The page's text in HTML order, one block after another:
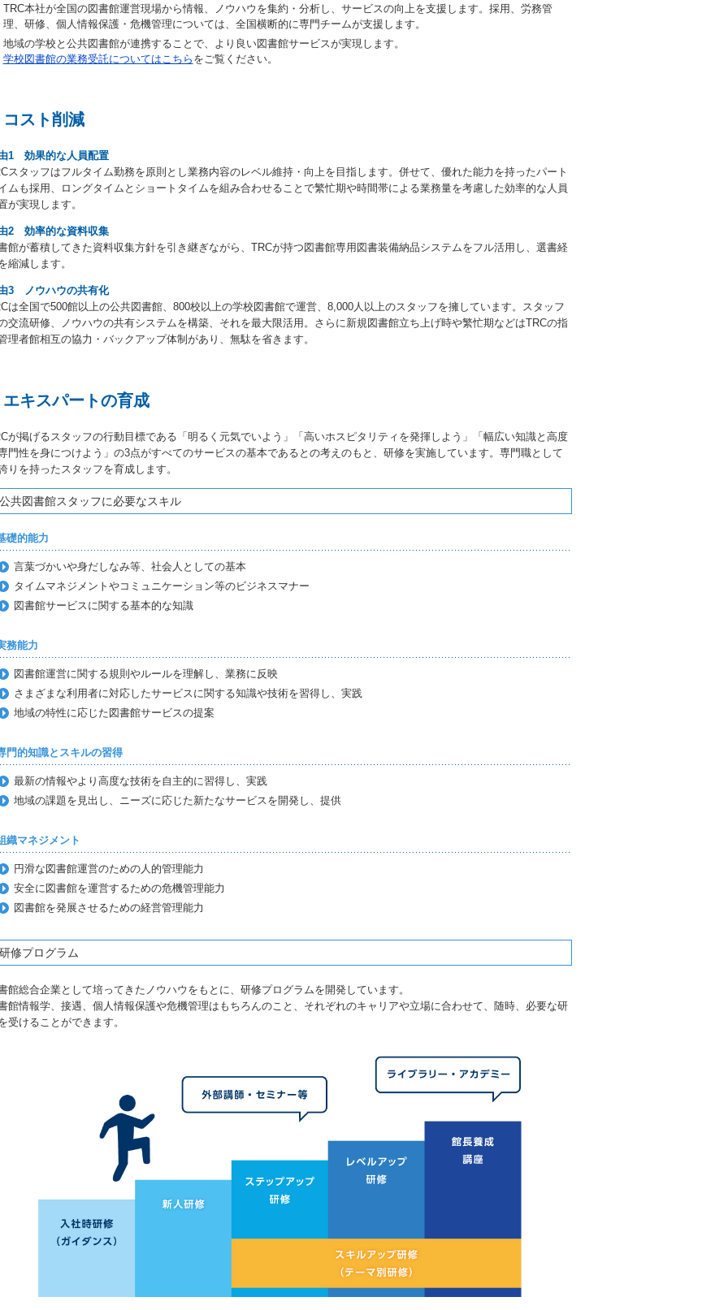
TRC本社が全国の図書館運営現場から情報、ノウハウを集約・分析し、サービスの向上を支援します。採用、労務管
理、研修、個人情報保護・危機管理については、全国横断的に専門チームが支援します。
地域の学校と公共図書館が連携することで、より良い図書館サービスが実現します。
学校図書館の業務受託についてはこちら をご覧ください。
コスト削減
1 効果的な人員配置
スタッフはフルタイム勤務を原則とし業務内容のレベル維持・向上を目指します。併せて、優れた能力を持ったパート
ムも採用、ロングタイムとショートタイムを組み合わせることで繁忙期や時間帯による業務量を考慮した効率的な人員
が実現します。
2 効率的な資料収集
館が蓄積してきた資料収集方針を引き継ぎながら、TRCが持つ図書館専用図書装備納品システムをフル活用し、選書経
縮減します。
3 ノウハウの共有化
は全国で500館以上の公共図書館、800校以上の学校図書館で運営、8,000人以上のスタッフを擁しています。スタッフ
交流研修、ノウハウの共有システムを構築、それを最大限活用。さらに新規図書館立ち上げ時や繁忙期などはTRCの指
理者館相互の協力・バックアップ体制があり、無駄を省きます。
エキスパートの育成
が掲げるスタッフの行動目標である「明るく元気でいよう」「高いホスピタリティを発揮しよう」「幅広い知識と高度
門性を身につけよう」の3点がすべてのサービスの基本であるとの考えのもと、研修を実施しています。専門職として
りを持ったスタッフを育成します。
公共図書館スタッフに必要なスキル
礎的能力
言葉づかいや身だしなみ等、社会人としての基本
タイムマネジメントやコミュニケーション等のビジネスマナー
図書館サービスに関する基本的な知識
務能力
図書館運営に関する規則やルールを理解し、業務に反映
さまざまな利用者に対応したサービスに関する知識や技術を習得し、実践
地域の特性に応じた図書館サービスの提案
門的知識とスキルの習得
最新の情報やより高度な技術を自主的に習得し、実践
地域の課題を見出し、ニーズに応じた新たなサービスを開発し、提供
織マネジメント
円滑な図書館運営のための人的管理能力
安全に図書館を運営するための危機管理能力
図書館を発展させるための経営管理能力
研修プログラム
館総合企業として培ってきたノウハウをもとに、研修プログラムを開発しています。
館情報学、接遇、個人情報保護や危機管理はもちろんのこと、それぞれのキャリアや立場に合わせて、随時、必要な研
受けることができます。